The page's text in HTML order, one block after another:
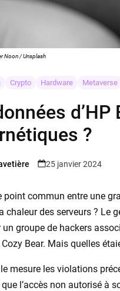
Noon / Unsplash
Crypto Hardware Metaverse
?
25 janvier 2024
point commun entre une
chaleur des serveurs ? Le
groupe de hackers
Bear. Mais quelles
mesure les violations
l’accès non autorisé à